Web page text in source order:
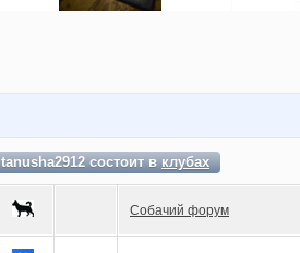
tanusha2912 состоит вклубах
Собачий форум